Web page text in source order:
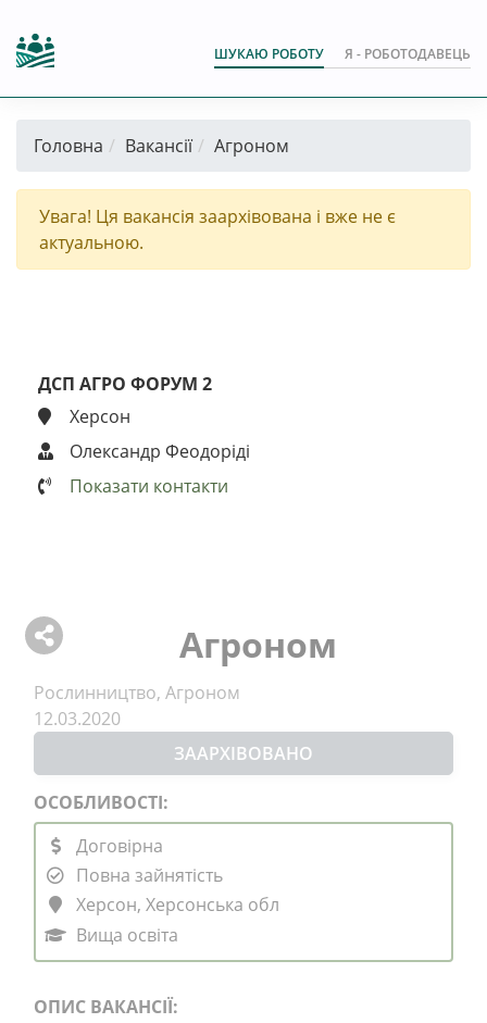
ШУКАЮ РОБОТУ Я - РОБОТОДАВЕЦЬ
Головна Вакансії Агроном
Увага! Ця вакансія заархівована і вже не є
актуальною.
ДСП АГРО ФОРУМ 2
Херсон
Олександр Феодоріді
Показати контакти
Агроном
Рослинництво, Агроном
12.03.2020
ЗААРХІВОВАНО
ОСОБЛИВОСТІ:
Договірна
Повна зайнятість
Херсон, Херсонська обл
Вища освіта
ОПИС ВАКАНСІЇ: